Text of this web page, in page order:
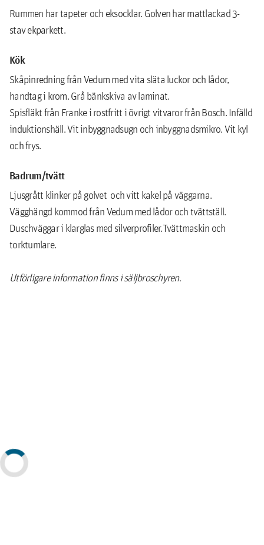
Rummen har tapeter och eksocklar. Golven har mattlackad 3-
stav ekparkett.
Kök
Skåpinredning från Vedum med vita släta luckor och lådor,
handtag i krom. Grå bänkskiva av laminat.
Spisfläkt från Franke i rostfritt i övrigt vitvaror från Bosch. Infälld
induktionshäll. Vit inbyggnadsugn och inbyggnadsmikro. Vit kyl
och frys.
Badrum/tvätt
Ljusgrått klinker på golvet och vitt kakel på väggarna.
Vägghängd kommod från Vedum med lådor och tvättställ.
Duschväggar i klarglas med silverprofiler.Tvättmaskin och
torktumlare.
Utförligare information finns i säljbroschyren.